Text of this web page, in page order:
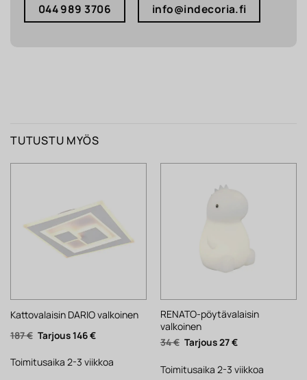
044 989 3706 info@indecoria.fi
TUTUSTU MYÖS
Kattovalaisin DARIO valkoinen
187€ Alkuperäinen
hinta
187 €.
146€Nykyinen
146 €.
Toimitusaika 2-3 viikkoa
RENATO-pöytävalaisin
valkoinen
34€ Alkuperäinen
hinta
34 €.
27€Nykyinen
27 €.
Toimitusaika 2-3 viikkoa